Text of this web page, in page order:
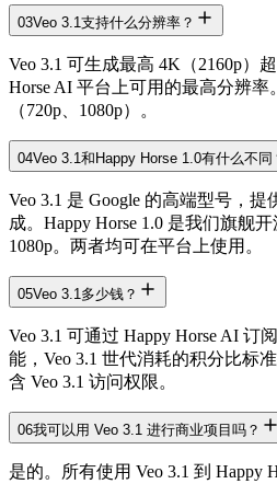
03Veo 3.1支持什么分辨率？
Veo 3.1 可生成最高 4K（2160p
Horse AI 平台上可用的最高分辨
（720p、1080p）。
04Veo 3.1和Happy Horse 1.0有什么不同
Veo 3.1 是 Google 的高端型号，
成。Happy Horse 1.0 是我们旗舰
1080p。两者均可在平台上使用。
05Veo 3.1多少钱？
Veo 3.1 可通过 Happy Horse AI 订
能，Veo 3.1 世代消耗的积分比标
含 Veo 3.1 访问权限。
06我可以用 Veo 3.1 进行商业项目吗？
是的。所有使用 Veo 3.1 到 Happy